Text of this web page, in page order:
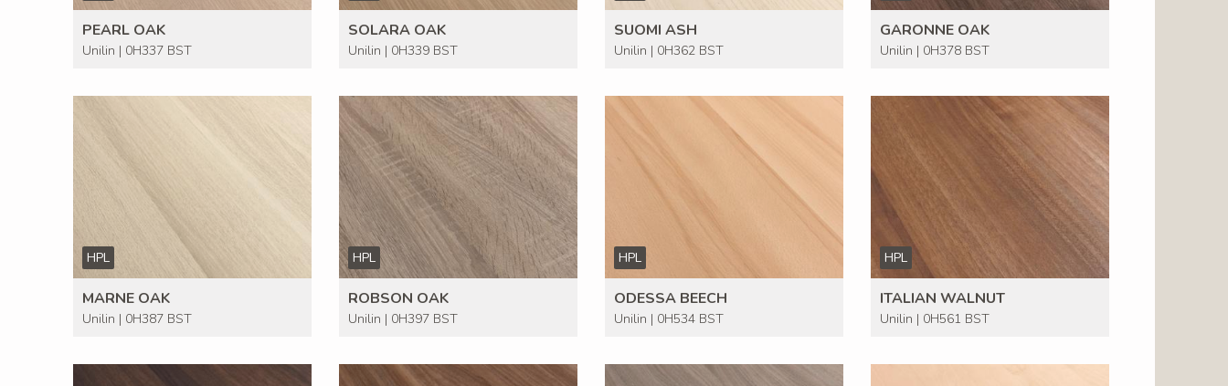
PEARL OAK
Unilin | 0H337 BST
SOLARA OAK
Unilin | 0H339 BST
SUOMI ASH
Unilin | 0H362 BST
GARONNE OAK
Unilin | 0H378 BST
HPL
MARNE OAK
Unilin | 0H387 BST
HPL
ROBSON OAK
Unilin | 0H397 BST
HPL
ODESSA BEECH
Unilin | 0H534 BST
HPL
ITALIAN WALNUT
Unilin | 0H561 BST